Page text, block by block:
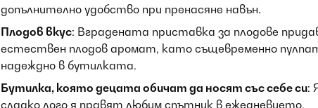
допълнително удобство при пренасяне навън.
Плодов вкус: Вградената приставка за плодове
естествен плодов аромат, като същевременно
надеждно в бутилката.
Бутилка, която децата обичат да носят със себе си:
сладко лого я правят любим спътник в ежедневието.